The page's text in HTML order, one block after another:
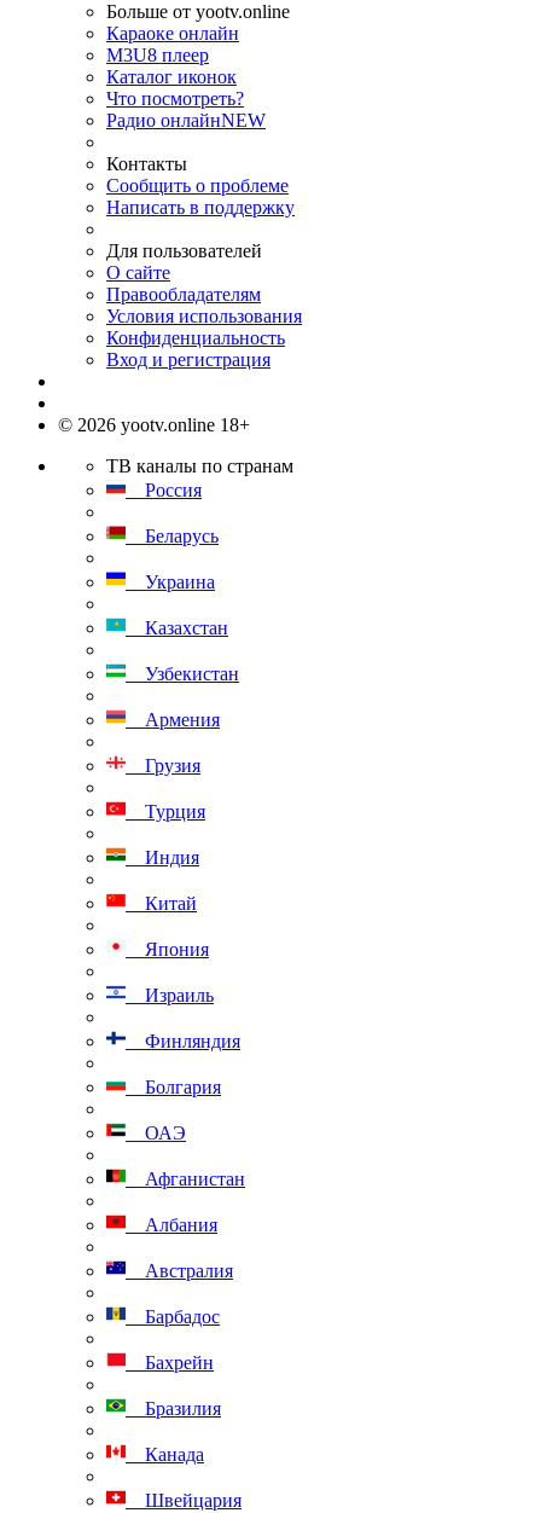
Больше от yootv.online
Караоке онлайн
M3U8 плеер
Каталог иконок
Что посмотреть?
Радио онлайнNEW
Контакты
Сообщить о проблеме
Написать в поддержку
Для пользователей
О сайте
Правообладателям
Условия использования
Конфиденциальность
Вход и регистрация
© 2026 yootv.online 18+
ТВ каналы по странам
Россия
Беларусь
Украина
Казахстан
Узбекистан
Армения
Грузия
Турция
Индия
Китай
Япония
Израиль
Финляндия
Болгария
ОАЭ
Афганистан
Албания
Австралия
Барбадос
Бахрейн
Бразилия
Канада
Швейцария